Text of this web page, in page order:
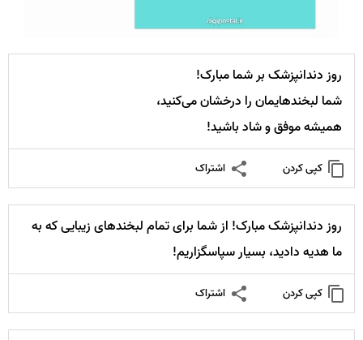
روز دندانپزشک بر شما مبارک!
شما لبخندهایمان را درخشان می‌کنید،
همیشه موفق و شاد باشید!
کپی کردن اشتراک
روز دندانپزشک مبارک! از شما برای تمام لبخندهای زیبایی که به
ما هدیه دادید، بسیار سپاسگزاریم!
کپی کردن اشتراک